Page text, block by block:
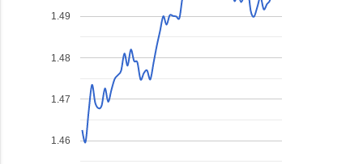
1.46
1.47
1.48
1.49